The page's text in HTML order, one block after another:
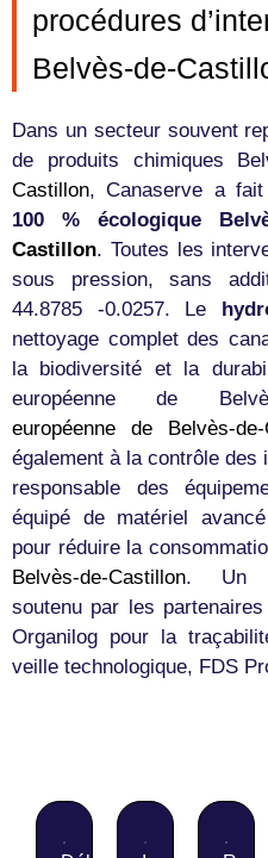
procédures
Belvès-de-
Dans un secteur souvent
de produits chimiques
Castillon, Canaserve a
100 % écologique
Castillon. Toutes les
sous pression, sans
44.8785 -0.0257. Le
nettoyage complet des
la biodiversité et la
européenne de
européenne de Belvès-de-
également à la contrôle des
responsable des
équipé de matériel
pour réduire la
Belvès-de-Castillon. Un
soutenu par les
Organilog pour la
veille technologique, FDS